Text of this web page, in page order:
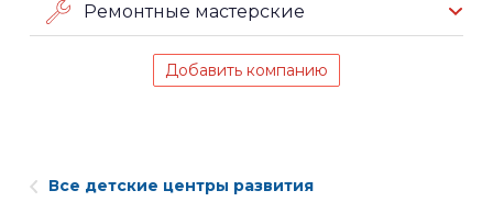
Ремонтные мастерские
Добавить компанию
Все детские центры развития